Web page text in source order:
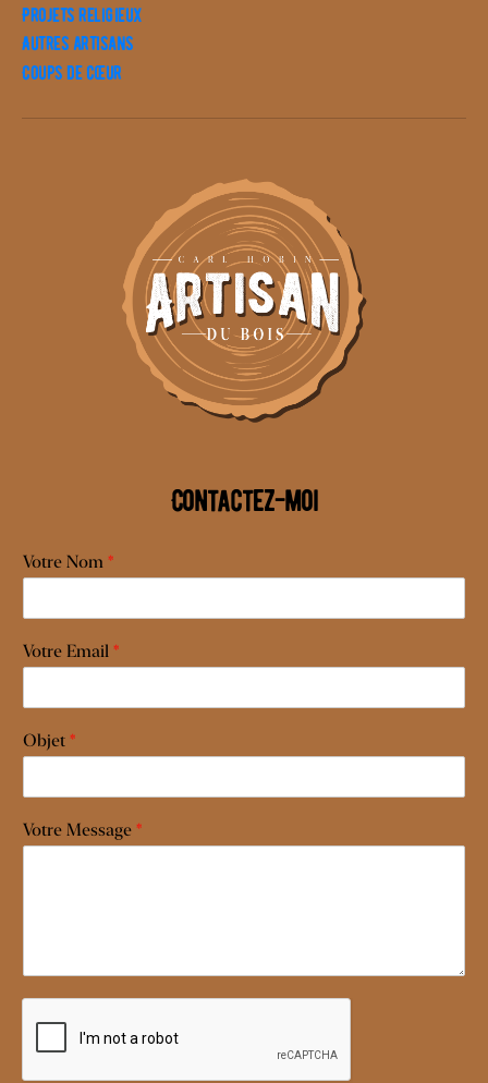
Projets religieux
Autres artisans
Coups de cœur
Contactez-moi
Votre Nom *
Votre Email *
Objet *
Votre Message *